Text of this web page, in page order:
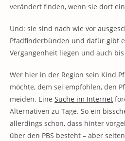
verändert finden, wenn sie dort
Und: sie sind nach wie vor
Pfadfinderbünden und dafür gibt
Vergangenheit liegen und auch
Wer hier in der Region sein Kind
möchte, dem sei empfohlen, den
meiden. Eine Suche im Internet
Alternativen zu Tage. So ein
allerdings schon, dass hinter
über den PBS besteht – aber